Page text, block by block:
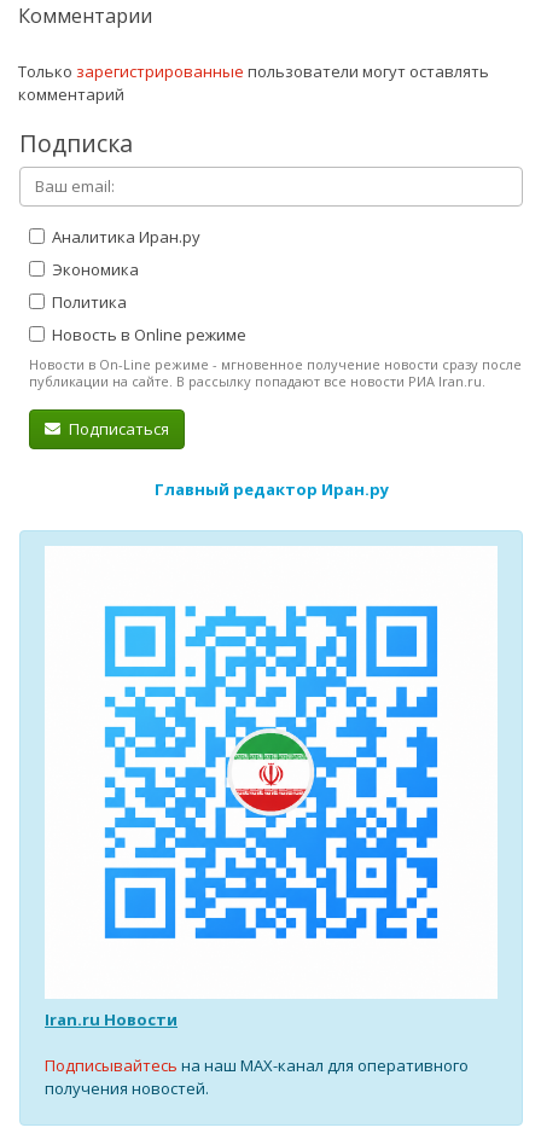
Комментарии
Только зарегистрированные пользователи могут оставлять
комментарий
Подписка
Аналитика Иран.ру
Экономика
Политика
Новость в Online режиме
Новости в On-Line режиме - мгновенное получение новости сразу после
публикации на сайте. В рассылку попадают все новости РИА Iran.ru.
Подписаться
Главный редактор Иран.ру
Iran.ru Новости
Подписывайтесь на наш MAX-канал для оперативного
получения новостей.